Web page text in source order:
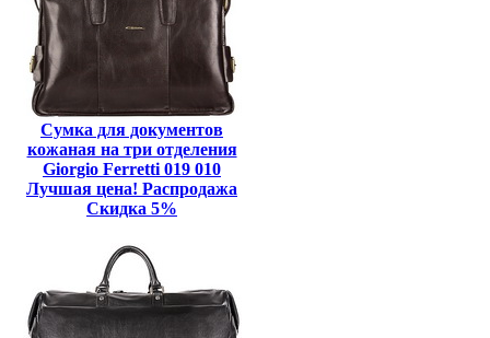
Сумка для документов
кожаная на три отделения
Giorgio Ferretti 019 010
Лучшая цена! Распродажа
Скидка 5%